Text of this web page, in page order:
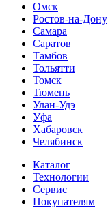
Омск
Ростов-на-Дону
Самара
Саратов
Тамбов
Тольятти
Томск
Тюмень
Улан-Удэ
Уфа
Хабаровск
Челябинск
Каталог
Технологии
Сервис
Покупателям